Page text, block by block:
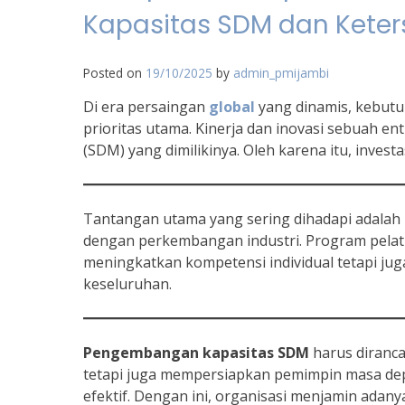
Kapasitas SDM dan
Posted on 19/10/2025 by admin_pmijambi
Di era persaingan global yang dinamis,
prioritas utama. Kinerja dan inovasi sebuah
(SDM) yang dimilikinya. Oleh karena itu,
Tantangan utama yang sering dihadapi
dengan perkembangan industri. Program
meningkatkan kompetensi individual tetapi
keseluruhan.
Pengembangan kapasitas SDM harus
tetapi juga mempersiapkan pemimpin masa
efektif. Dengan ini, organisasi menjamin